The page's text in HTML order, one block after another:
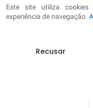
cientes de como
impactam nossos
e naturais. Tudo
Por isso, nós nos
para sermos gentis,
prestativos em tudo o
Este site utiliza
experiência de navegação.
Recusar